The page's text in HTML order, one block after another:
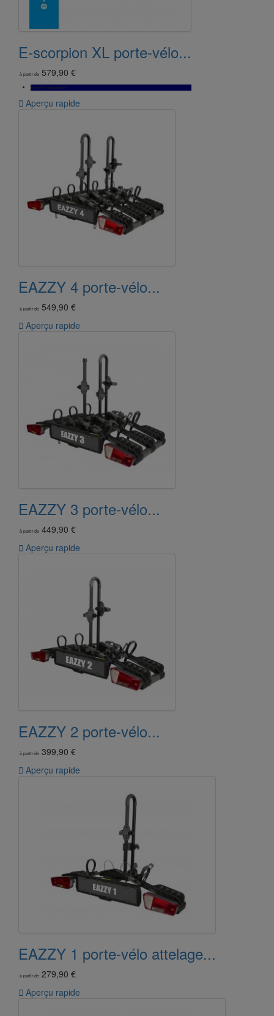
E-scorpion XL porte-vélo...
à partir de 579,90 €
Bientôt Disponible
 Aperçu rapide
EAZZY 4 porte-vélo...
à partir de 549,90 €
 Aperçu rapide
EAZZY 3 porte-vélo...
à partir de 449,90 €
 Aperçu rapide
EAZZY 2 porte-vélo...
à partir de 399,90 €
 Aperçu rapide
EAZZY 1 porte-vélo attelage...
à partir de 279,90 €
 Aperçu rapide